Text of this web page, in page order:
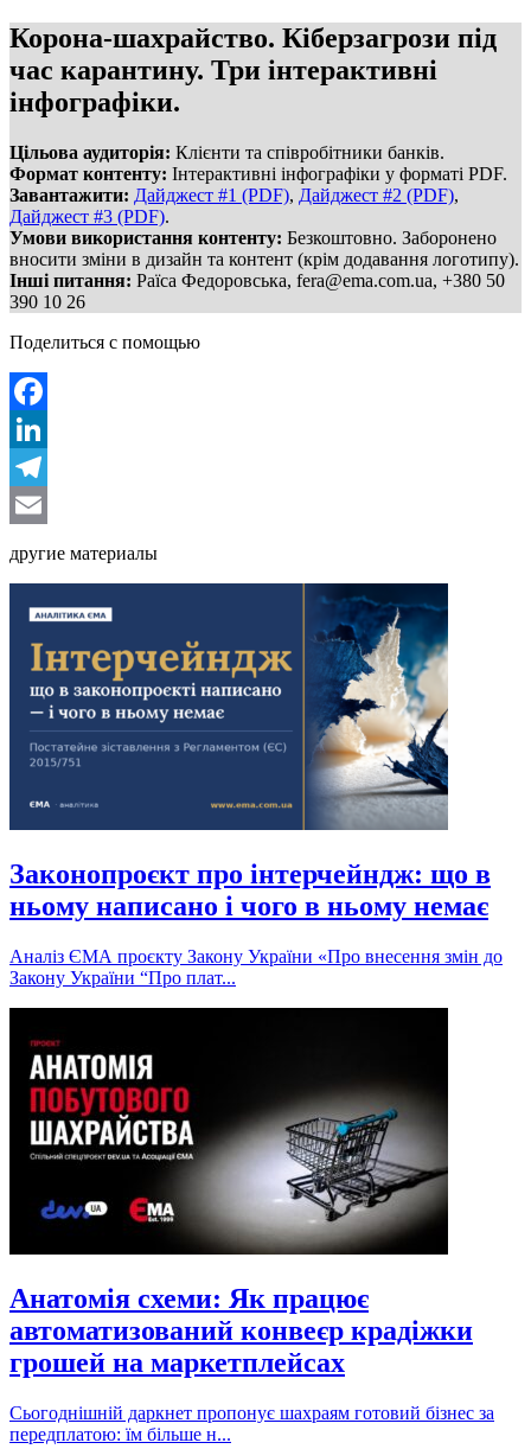
Корона-шахрайство. Кіберзагрози під
час карантину. Три інтерактивні
інфографіки.
Цільова аудиторія: Клієнти та співробітники банків.
Формат контенту: Інтерактивні інфографіки у форматі PDF.
Завантажити: Дайджест #1 (PDF), Дайджест #2 (PDF),
Дайджест #3 (PDF).
Умови використання контенту: Безкоштовно. Заборонено
вносити зміни в дизайн та контент (крім додавання логотипу).
Інші питання: Раїса Федоровська, fera@ema.com.ua, +380 50
390 10 26
Поделиться с помощью
Facebook
LinkedIn
Telegram
другие материалы
Законопроєкт про інтерчейндж: що в
ньому написано і чого в ньому немає
Аналіз ЄМА проєкту Закону України «Про внесення змін до
Закону України “Про плат...
Анатомія схеми: Як працює
автоматизований конвеєр крадіжки
грошей на маркетплейсах
Сьогоднішній даркнет пропонує шахраям готовий бізнес за
передплатою: їм більше н...